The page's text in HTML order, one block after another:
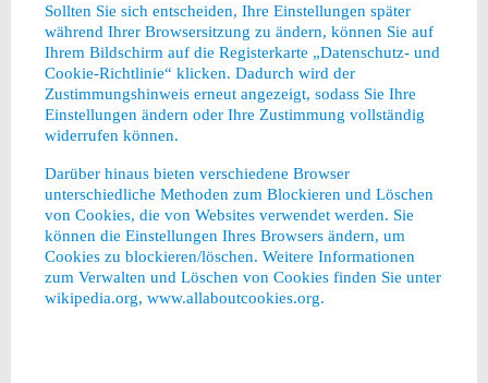
Sollten Sie sich entscheiden, Ihre Einstellungen später
während Ihrer Browsersitzung zu ändern, können Sie auf
Ihrem Bildschirm auf die Registerkarte „Datenschutz- und
Cookie-Richtlinie“ klicken. Dadurch wird der
Zustimmungshinweis erneut angezeigt, sodass Sie Ihre
Einstellungen ändern oder Ihre Zustimmung vollständig
widerrufen können.
Darüber hinaus bieten verschiedene Browser
unterschiedliche Methoden zum Blockieren und Löschen
von Cookies, die von Websites verwendet werden. Sie
können die Einstellungen Ihres Browsers ändern, um
Cookies zu blockieren/löschen. Weitere Informationen
zum Verwalten und Löschen von Cookies finden Sie unter
wikipedia.org, www.allaboutcookies.org.